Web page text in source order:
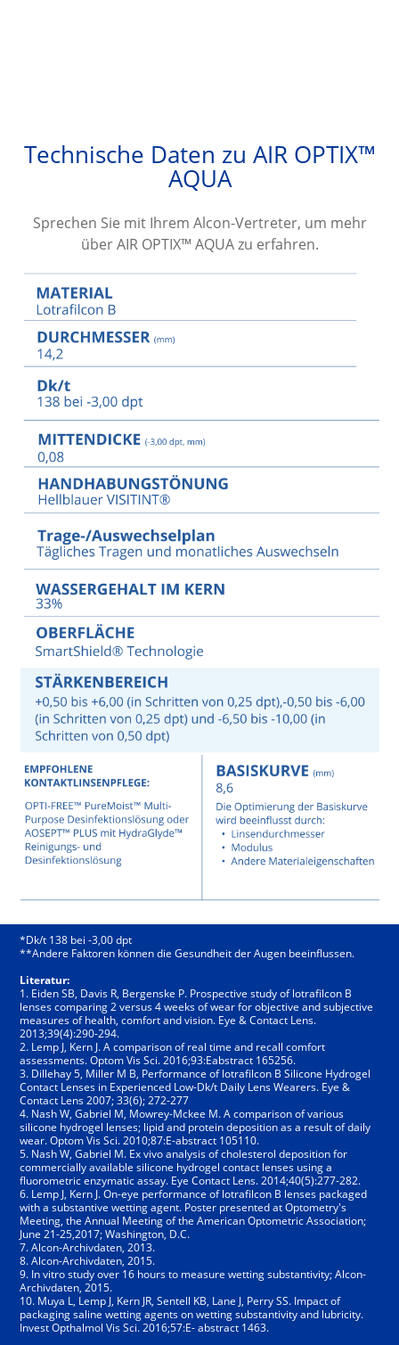
Technische Daten zu AIR OPTIX™
AQUA
Sprechen Sie mit Ihrem Alcon-Vertreter, um mehr
über AIR OPTIX™ AQUA zu erfahren.
*Dk/t 138 bei -3,00 dpt
**Andere Faktoren können die Gesundheit der Augen beeinflussen.
Literatur:
1. Eiden SB, Davis R, Bergenske P. Prospective study of lotrafilcon B
lenses comparing 2 versus 4 weeks of wear for objective and subjective
measures of health, comfort and vision. Eye & Contact Lens.
2013;39(4):290-294.
2. Lemp J, Kern J. A comparison of real time and recall comfort
assessments. Optom Vis Sci. 2016;93:Eabstract 165256.
3. Dillehay 5, Miller M B, Performance of lotrafilcon B Silicone Hydrogel
Contact Lenses in Experienced Low-Dk/t Daily Lens Wearers. Eye &
Contact Lens 2007; 33(6); 272-277
4. Nash W, Gabriel M, Mowrey-Mckee M. A comparison of various
silicone hydrogel lenses; lipid and protein deposition as a result of daily
wear. Optom Vis Sci. 2010;87:E-abstract 105110.
5. Nash W, Gabriel M. Ex vivo analysis of cholesterol deposition for
commercially available silicone hydrogel contact lenses using a
fluorometric enzymatic assay. Eye Contact Lens. 2014;40(5):277-282.
6. Lemp J, Kern J. On-eye performance of lotrafilcon B lenses packaged
with a substantive wetting agent. Poster presented at Optometry's
Meeting, the Annual Meeting of the American Optometric Association;
June 21-25,2017; Washington, D.C.
7. Alcon-Archivdaten, 2013.
8. Alcon-Archivdaten, 2015.
9. In vitro study over 16 hours to measure wetting substantivity; Alcon-
Archivdaten, 2015.
10. Muya L, Lemp J, Kern JR, Sentell KB, Lane J, Perry SS. Impact of
packaging saline wetting agents on wetting substantivity and lubricity.
Invest Opthalmol Vis Sci. 2016;57:E- abstract 1463.